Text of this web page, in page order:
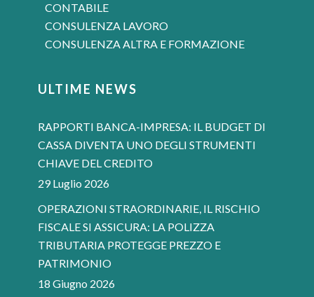
CONTABILE
CONSULENZA LAVORO
CONSULENZA ALTRA E FORMAZIONE
ULTIME NEWS
RAPPORTI BANCA-IMPRESA: IL BUDGET DI
CASSA DIVENTA UNO DEGLI STRUMENTI
CHIAVE DEL CREDITO
29 Luglio 2026
OPERAZIONI STRAORDINARIE, IL RISCHIO
FISCALE SI ASSICURA: LA POLIZZA
TRIBUTARIA PROTEGGE PREZZO E
PATRIMONIO
18 Giugno 2026